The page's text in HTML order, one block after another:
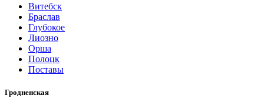
Витебск
Браслав
Глубокое
Лиозно
Орша
Полоцк
Поставы
Гродненская